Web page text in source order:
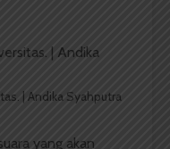
| Andika Syahputra
yang akan